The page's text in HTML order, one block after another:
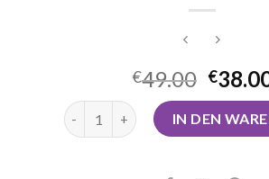
€49.00 €
kopfhörer kabellos für fernseher
IN DEN